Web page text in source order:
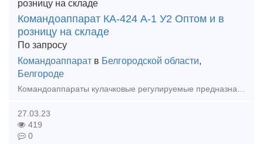
Командоаппарат КА-424 А-1 У2 Оптом и в
розницу на складе
По запросу
Командоаппарат в Белгородской области,
Белгороде
27.03.23
419
0